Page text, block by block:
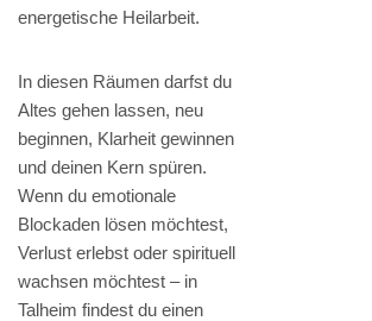
energetische Heilarbeit.
In diesen Räumen darfst du
Altes gehen lassen, neu
beginnen, Klarheit gewinnen
und deinen Kern spüren.
Wenn du emotionale
Blockaden lösen möchtest,
Verlust erlebst oder spirituell
wachsen möchtest – in
Talheim findest du einen